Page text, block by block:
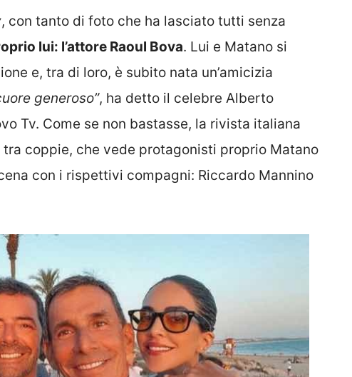
, con tanto di foto che ha lasciato tutti senza
lui: l’attore Raoul Bova. Lui e Matano si
e, tra di loro, è subito nata un’amicizia
generoso”, ha detto il celebre Alberto
Tv. Come se non bastasse, la rivista italiana
coppie, che vede protagonisti proprio Matano
con i rispettivi compagni: Riccardo Mannino